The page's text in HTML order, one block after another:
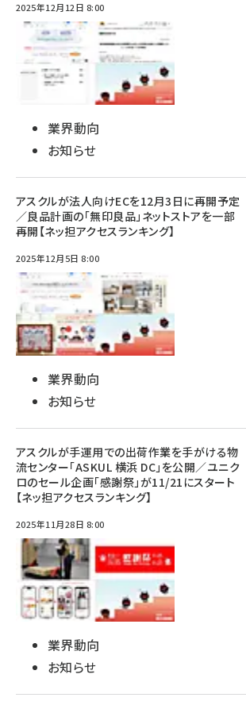
2025年12月12日 8:00
業界動向
お知らせ
アスクルが法人向けECを12月3日に再開予定
／良品計画の「無印良品」ネットストアを一部
再開【ネッ担アクセスランキング】
2025年12月5日 8:00
業界動向
お知らせ
アスクルが手運用での出荷作業を手がける物
流センター「ASKUL 横浜 DC」を公開／ユニク
ロのセール企画「感謝祭」が11/21にスタート
【ネッ担アクセスランキング】
2025年11月28日 8:00
業界動向
お知らせ